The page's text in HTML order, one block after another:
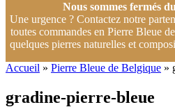
Nous sommes fermés
Une urgence ? Contactez notre
toutes commandes en Pierre Bleue
quelques pierres naturelles et
Accueil » Pierre Bleue de Belgique »
gradine-pierre-bleue